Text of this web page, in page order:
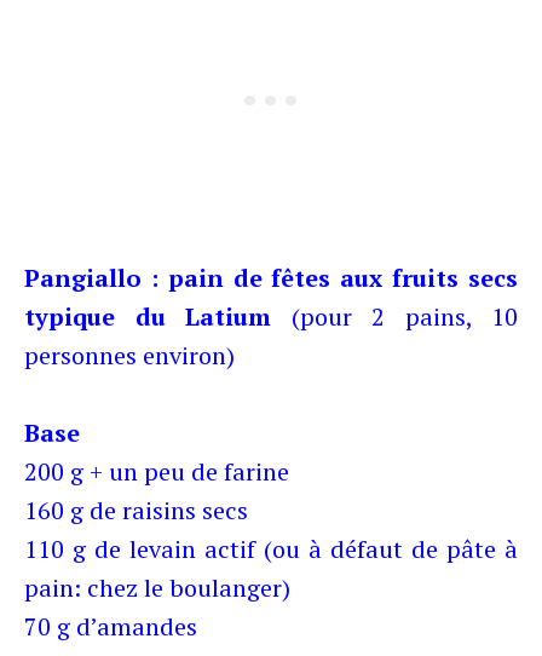
Pangiallo : pain de fêtes aux fruits secs
typique du Latium (pour 2 pains, 10
personnes environ)
Base
200 g + un peu de farine
160 g de raisins secs
110 g de levain actif (ou à défaut de pâte à
pain: chez le boulanger)
70 g d’amandes